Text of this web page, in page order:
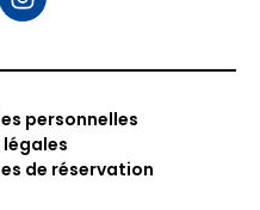
personnelles
de réservation